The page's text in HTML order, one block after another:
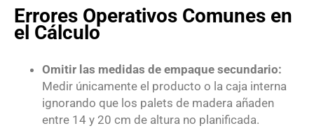
Errores Operativos Comunes en
el Cálculo
Omitir las medidas de empaque secundario:
Medir únicamente el producto o la caja interna
ignorando que los palets de madera añaden
entre 14 y 20 cm de altura no planificada.